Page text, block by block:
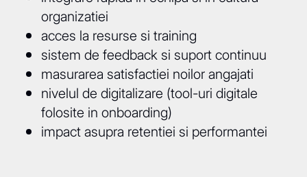
organizatiei
acces la resurse si training
sistem de feedback si suport continuu
masurarea satisfactiei noilor angajati
nivelul de digitalizare (tool-uri digitale
folosite in onboarding)
impact asupra retentiei si performantei